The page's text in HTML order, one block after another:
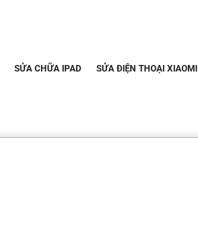
SỬA CHỮA IPAD SỬA ĐIỆN THOẠI XIAOMI